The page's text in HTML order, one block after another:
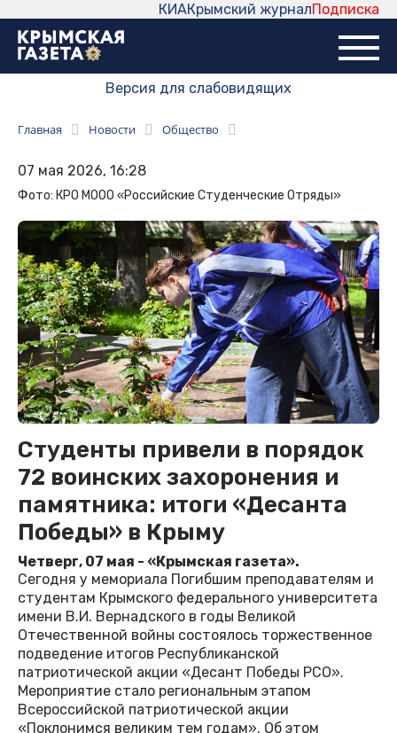
Подписка
Крымский журнал
КИА
Версия для слабовидящих
Главная Новости Общество
07 мая 2026, 16:28
Фото: КРО МООО «Российские Студенческие Отряды»
Студенты привели в порядок
72 воинских захоронения и
памятника: итоги «Десанта
Победы» в Крыму
Четверг, 07 мая - «Крымская газета».
Сегодня у мемориала Погибшим преподавателям и
студентам Крымского федерального университета
имени В.И. Вернадского в годы Великой
Отечественной войны состоялось торжественное
подведение итогов Республиканской
патриотической акции «Десант Победы РСО».
Мероприятие стало региональным этапом
Всероссийской патриотической акции
«Поклонимся великим тем годам». Об этом